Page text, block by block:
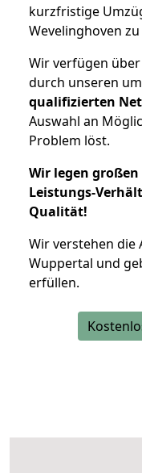
kurzfristige
Wevelinghoven
Wir verfügen
durch unseren
qualifizierten
Auswahl an
Problem löst.
Wir legen
Leistungs-
Qualität!
Wir verstehen die
Wuppertal und
erfüllen.